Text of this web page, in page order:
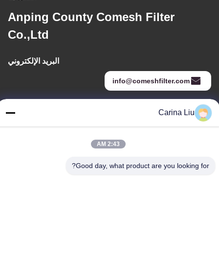
Anping County Comesh Filter
Co.,Ltd
البريد الإلكتروني
info@comeshfilter.com
قاعدة الصناعة ، جنوب آنبينغ ، هنغشوى ، خبى ، جمهورية الصين الشعبية.
الهاتف
Carina Liu
2:43 AM
Good day, what product are you looking for?